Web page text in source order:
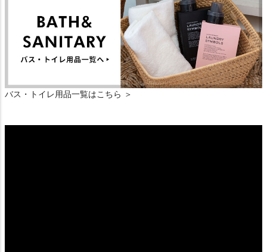
バス・トイレ用品一覧はこちら ＞